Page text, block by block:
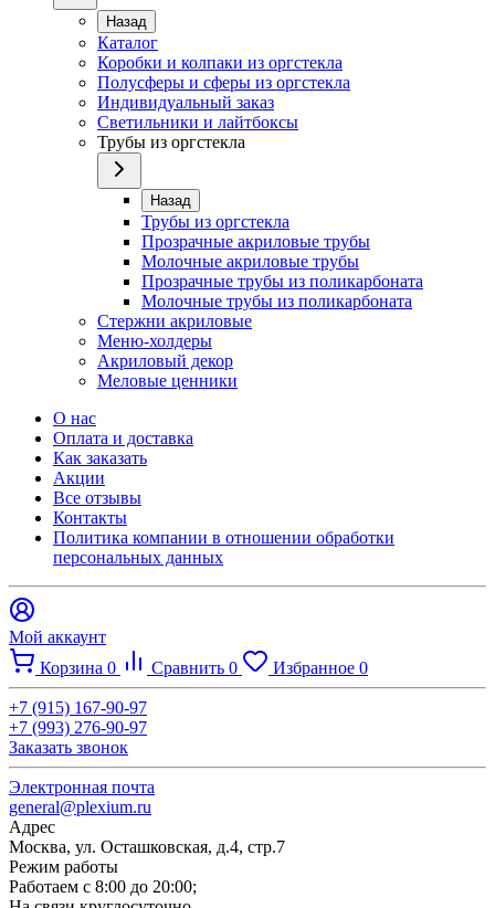
Назад
Каталог
Коробки и колпаки из оргстекла
Полусферы и сферы из оргстекла
Индивидуальный заказ
Светильники и лайтбоксы
Трубы из оргстекла
Назад
Трубы из оргстекла
Прозрачные акриловые трубы
Молочные акриловые трубы
Прозрачные трубы из поликарбоната
Молочные трубы из поликарбоната
Стержни акриловые
Меню-холдеры
Акриловый декор
Меловые ценники
О нас
Оплата и доставка
Как заказать
Акции
Все отзывы
Контакты​
Политика компании в отношении обработки
персональных данных
Мой аккаунт
Корзина 0 Сравнить 0 Избранное 0
+7 (915) 167-90-97
+7 (993) 276-90-97
Заказать звонок
Электронная почта
general@plexium.ru
Адрес
Москва, ул. Осташковская, д.4, стр.7
Режим работы
Работаем с 8:00 до 20:00;